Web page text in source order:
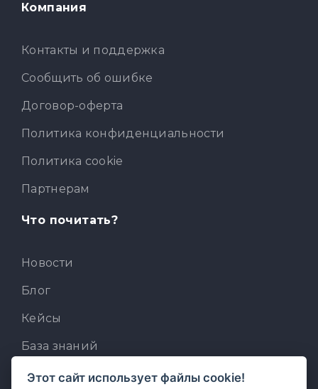
Компания
Контакты и поддержка
Сообщить об ошибке
Договор-оферта
Политика конфиденциальности
Политика cookie
Партнерам
Что почитать?
Новости
Блог
Кейсы
База знаний
Для разработчиков
Этот сайт использует файлы cookie!